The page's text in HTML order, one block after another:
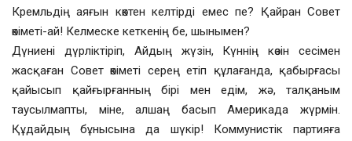
Кремльдің аяғын көктен келтірді емес пе? Қайран Совет
өкіметі-ай! Келмеске кеткенің бе, шынымен?
Дүниені дүрліктіріп, Айдың жүзін, Күннің көзін сесімен
жасқаған Совет өкіметі серең етіп құлағанда, қабырғасы
қайысып қайғырғанның бірі мен едім, жә, талқаным
таусылмапты, міне, алшаң басып Америкада жүрмін.
Құдайдың бұнысына да шүкір! Коммунистік партияға